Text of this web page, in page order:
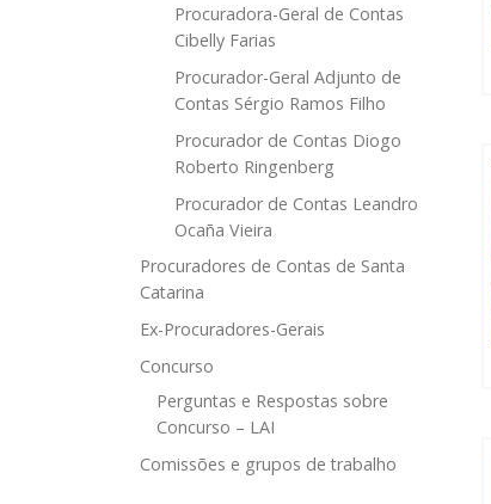
Procuradora-Geral de Contas
Cibelly Farias
Procurador-Geral Adjunto de
Contas Sérgio Ramos Filho
Procurador de Contas Diogo
Roberto Ringenberg
Procurador de Contas Leandro
Ocaña Vieira
Procuradores de Contas de Santa
Catarina
Ex-Procuradores-Gerais
Concurso
Perguntas e Respostas sobre
Concurso – LAI
Comissões e grupos de trabalho